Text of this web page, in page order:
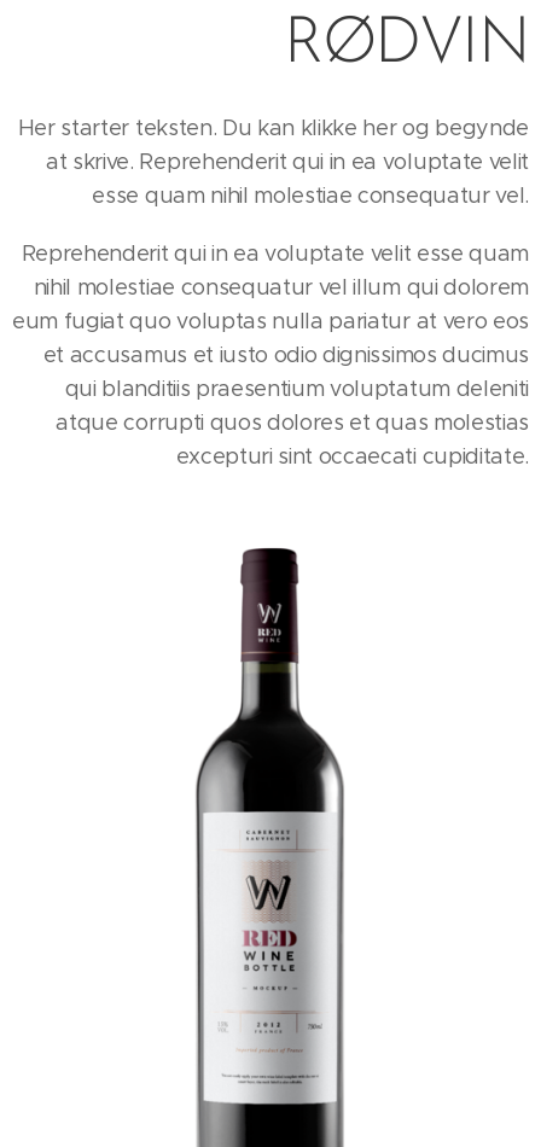
RØDVIN
Her starter teksten. Du kan klikke her og begynde
at skrive. Reprehenderit qui in ea voluptate velit
esse quam nihil molestiae consequatur vel.
Reprehenderit qui in ea voluptate velit esse quam
nihil molestiae consequatur vel illum qui dolorem
eum fugiat quo voluptas nulla pariatur at vero eos
et accusamus et iusto odio dignissimos ducimus
qui blanditiis praesentium voluptatum deleniti
atque corrupti quos dolores et quas molestias
excepturi sint occaecati cupiditate.